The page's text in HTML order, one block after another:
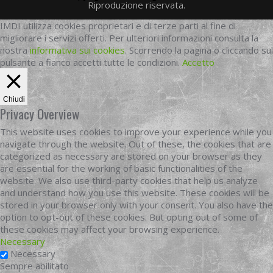
Riproduzione riservata.
IMDI utilizza cookies proprietari e di terze parti al fine di
migliorare i servizi offerti. Per ulteriori informazioni consulta la
nostrainformativa sui cookies. Scorrendo la pagina o cliccando sul
pulsante a fianco accetti tutte le condizioni. Accetto
Chiudi
Privacy Overview
This website uses cookies to improve your experience while you
navigate through the website. Out of these, the cookies that are
categorized as necessary are stored on your browser as they
are essential for the working of basic functionalities of the
website. We also use third-party cookies that help us analyze
and understand how you use this website. These cookies will be
stored in your browser only with your consent. You also have the
option to opt-out of these cookies. But opting out of some of
these cookies may affect your browsing experience.
Necessary
Necessary
Sempre abilitato